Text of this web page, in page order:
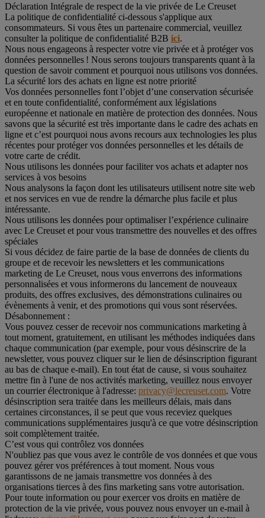
Déclaration Intégrale de respect de la vie privée de Le Creuset
La politique de confidentialité ci-dessous s'applique aux
consommateurs. Si vous êtes un partenaire commercial, veuillez
consulter la politique de confidentialité B2B ici.
Nous nous engageons à respecter votre vie privée et à protéger vos
données personnelles ! Nous serons toujours transparents quant à la
question de savoir comment et pourquoi nous utilisons vos données.
La sécurité lors des achats en ligne est notre priorité
Vos données personnelles font l’objet d’une conservation sécurisée
et en toute confidentialité, conformément aux législations
européenne et nationale en matière de protection des données. Nous
savons que la sécurité est très importante dans le cadre des achats en
ligne et c’est pourquoi nous avons recours aux technologies les plus
récentes pour protéger vos données personnelles et les détails de
votre carte de crédit.
Nous utilisons les données pour faciliter vos achats et adapter nos
services à vos besoins
Nous analysons la façon dont les utilisateurs utilisent notre site web
et nos services en vue de rendre la démarche plus facile et plus
intéressante.
Nous utilisons les données pour optimaliser l’expérience culinaire
avec Le Creuset et pour vous transmettre des nouvelles et des offres
spéciales
Si vous décidez de faire partie de la base de données de clients du
groupe et de recevoir les newsletters et les communications
marketing de Le Creuset, nous vous enverrons des informations
personnalisées et vous informerons du lancement de nouveaux
produits, des offres exclusives, des démonstrations culinaires ou
évènements à venir, et des promotions qui vous sont réservées.
Désabonnement :
Vous pouvez cesser de recevoir nos communications marketing à
tout moment, gratuitement, en utilisant les méthodes indiquées dans
chaque communication (par exemple, pour vous désinscrire de la
newsletter, vous pouvez cliquer sur le lien de désinscription figurant
au bas de chaque e-mail). En tout état de cause, si vous souhaitez
mettre fin à l'une de nos activités marketing, veuillez nous envoyer
un courrier électronique à l'adresse: privacy@lecreuset.com. Votre
désinscription sera traitée dans les meilleurs délais, mais dans
certaines circonstances, il se peut que vous receviez quelques
communications supplémentaires jusqu'à ce que votre désinscription
soit complètement traitée.
C’est vous qui contrôlez vos données
N'oubliez pas que vous avez le contrôle de vos données et que vous
pouvez gérer vos préférences à tout moment. Nous vous
garantissons de ne jamais transmettre vos données à des
organisations tierces à des fins marketing sans votre autorisation.
Pour toute information ou pour exercer vos droits en matière de
protection de la vie privée, vous pouvez nous envoyer un e-mail à